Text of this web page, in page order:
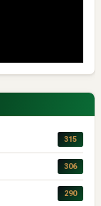
315
306
290